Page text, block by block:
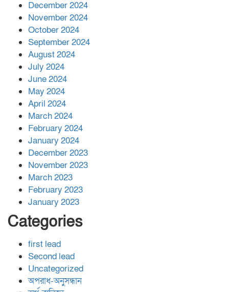
সহায়তা দিলেন সাচিং প্রু জেরী
December 2024
November 2024
October 2024
September 2024
August 2024
July 2024
June 2024
May 2024
April 2024
March 2024
February 2024
January 2024
December 2023
November 2023
March 2023
February 2023
January 2023
Categories
first lead
Second lead
Uncategorized
অপরাধ-অনুসন্ধান